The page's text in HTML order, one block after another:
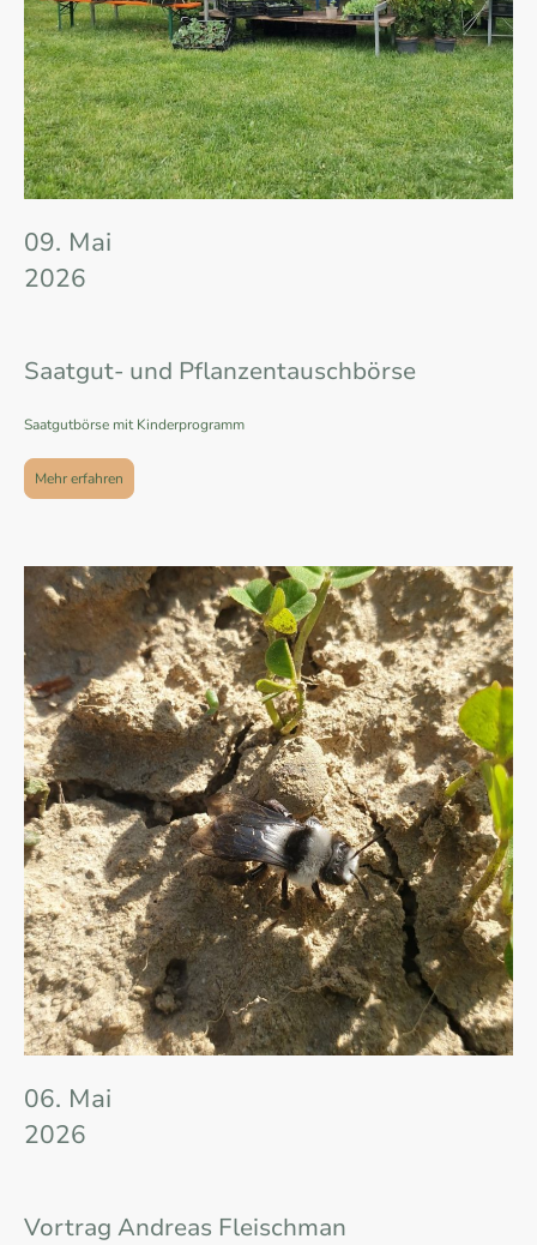
09. Mai
2026
Saatgut- und Pflanzentauschbörse
Saatgutbörse mit Kinderprogramm
Mehr erfahren
06. Mai
2026
Vortrag Andreas Fleischman